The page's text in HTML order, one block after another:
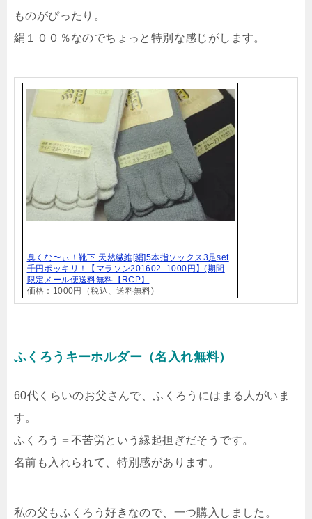
ものがぴったり。
絹１００％なのでちょっと特別な感じがします。
臭くな〜ぃ！靴下 天然繊維[絹]5本指ソックス3足set
千円ポッキリ！【マラソン201602_1000円】(期間
限定メール便送料無料【RCP】
価格：1000円（税込、送料無料)
ふくろうキーホルダー（名入れ無料）
60代くらいのお父さんで、ふくろうにはまる人がいま
す。
ふくろう＝不苦労という縁起担ぎだそうです。
名前も入れられて、特別感があります。
私の父もふくろう好きなので、一つ購入しました。